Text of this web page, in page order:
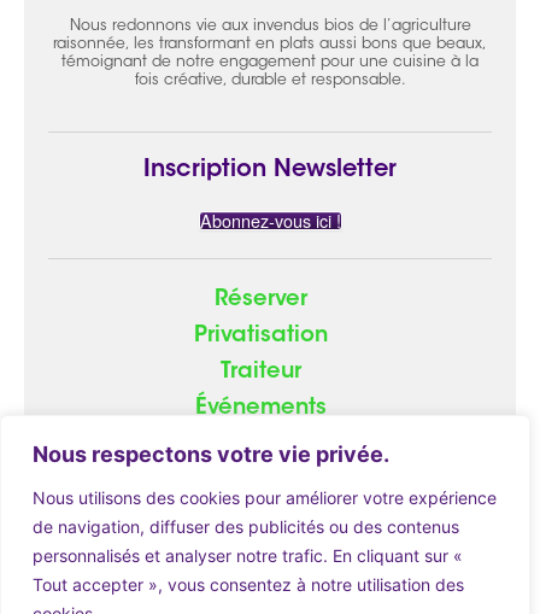
Nous respectons votre vie privée.
Nous utilisons des cookies pour améliorer votre expérience
de navigation, diffuser des publicités ou des contenus
personnalisés et analyser notre trafic. En cliquant sur «
Tout accepter », vous consentez à notre utilisation des
Nous redonnons vie aux invendus bios de l’agriculture
raisonnée, les transformant en plats aussi bons que beaux,
témoignant de notre engagement pour une cuisine à la
fois créative, durable et responsable.
Inscription Newsletter
Abonnez-vous ici !
Réserver
Privatisation
Traiteur
Événements
Groupe